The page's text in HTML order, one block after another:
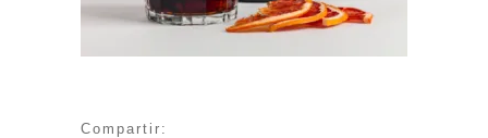
Compartir: